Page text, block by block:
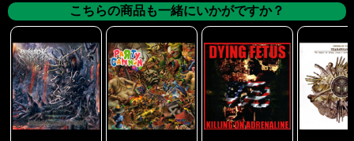
こちらの商品も一緒にいかがですか？